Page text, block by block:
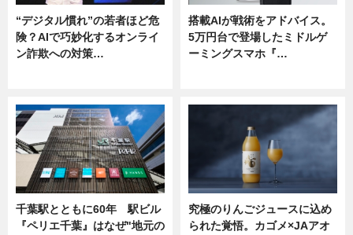
“デジタル慣れ”の若者ほど危
険？AIで巧妙化するオンライ
ン詐欺への対策…
搭載AIが戦術をアドバイス。
5万円台で登場したミドルゲ
ーミングスマホ『…
千葉駅とともに60年 駅ビル
『ペリエ千葉』はなぜ"地元の
究極のりんごジュースに込め
られた覚悟。カゴメ×JAアオ